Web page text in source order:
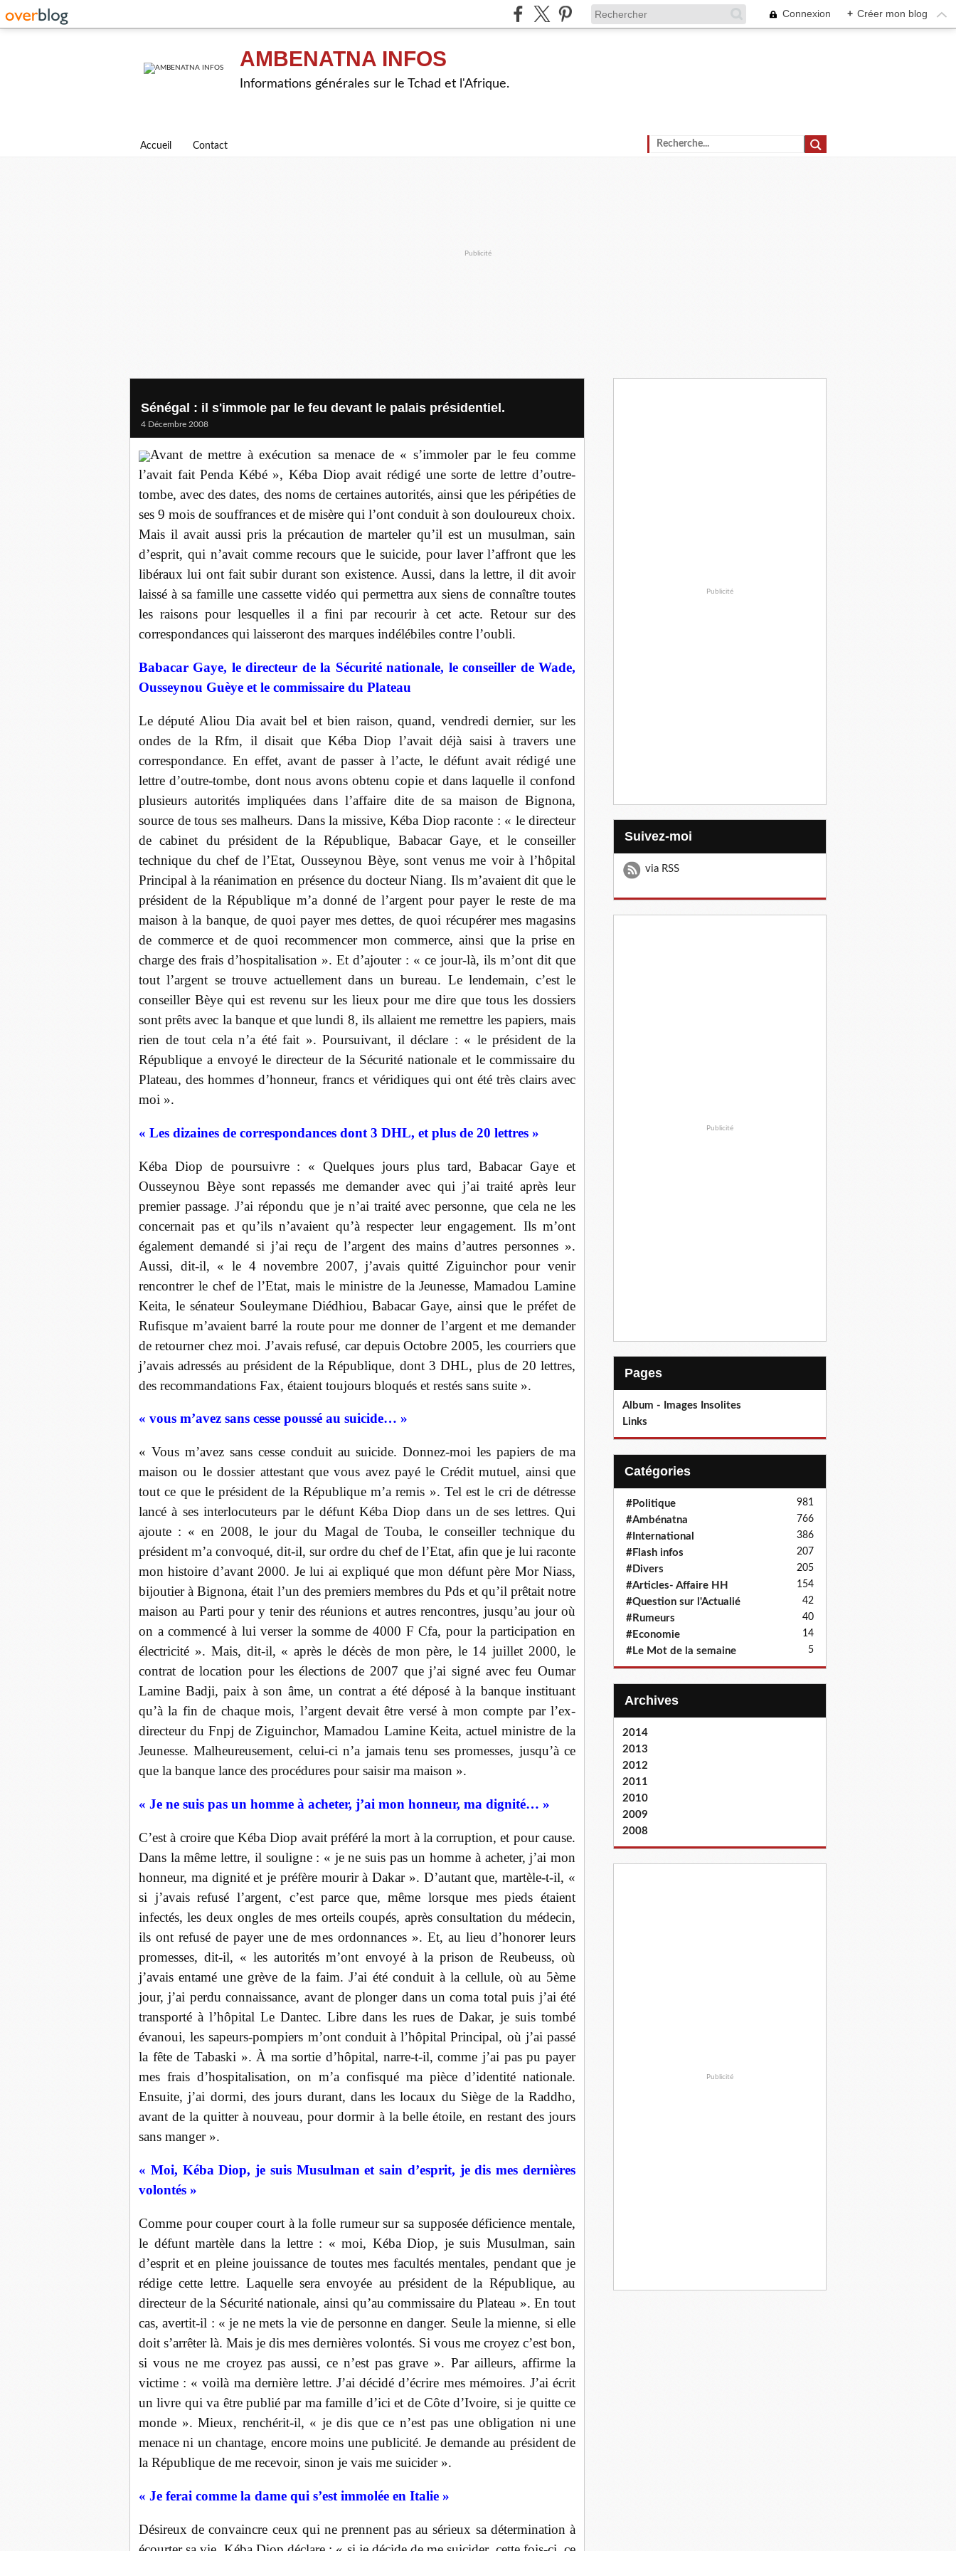
Connexion + Créer mon blog
AMBENATNA INFOS
Informations générales sur le Tchad et l'Afrique.
Accueil Contact
Publicité
Sénégal : il s'immole par le feu devant le palais présidentiel.
4 Décembre 2008
Avant de mettre à exécution sa menace de « s’immoler par le feu comme
l’avait fait Penda Kébé », Kéba Diop avait rédigé une sorte de lettre d’outre-
tombe, avec des dates, des noms de certaines autorités, ainsi que les péripéties de
ses 9 mois de souffrances et de misère qui l’ont conduit à son douloureux choix.
Mais il avait aussi pris la précaution de marteler qu’il est un musulman, sain
d’esprit, qui n’avait comme recours que le suicide, pour laver l’affront que les
libéraux lui ont fait subir durant son existence. Aussi, dans la lettre, il dit avoir
laissé à sa famille une cassette vidéo qui permettra aux siens de connaître toutes
les raisons pour lesquelles il a fini par recourir à cet acte. Retour sur des
correspondances qui laisseront des marques indélébiles contre l’oubli.
Babacar Gaye, le directeur de la Sécurité nationale, le conseiller de Wade,
Ousseynou Guèye et le commissaire du Plateau
Le député Aliou Dia avait bel et bien raison, quand, vendredi dernier, sur les
ondes de la Rfm, il disait que Kéba Diop l’avait déjà saisi à travers une
correspondance. En effet, avant de passer à l’acte, le défunt avait rédigé une
lettre d’outre-tombe, dont nous avons obtenu copie et dans laquelle il confond
plusieurs autorités impliquées dans l’affaire dite de sa maison de Bignona,
source de tous ses malheurs. Dans la missive, Kéba Diop raconte : « le directeur
de cabinet du président de la République, Babacar Gaye, et le conseiller
technique du chef de l’Etat, Ousseynou Bèye, sont venus me voir à l’hôpital
Principal à la réanimation en présence du docteur Niang. Ils m’avaient dit que le
président de la République m’a donné de l’argent pour payer le reste de ma
maison à la banque, de quoi payer mes dettes, de quoi récupérer mes magasins
de commerce et de quoi recommencer mon commerce, ainsi que la prise en
charge des frais d’hospitalisation ». Et d’ajouter : « ce jour-là, ils m’ont dit que
tout l’argent se trouve actuellement dans un bureau. Le lendemain, c’est le
conseiller Bèye qui est revenu sur les lieux pour me dire que tous les dossiers
sont prêts avec la banque et que lundi 8, ils allaient me remettre les papiers, mais
rien de tout cela n’a été fait ». Poursuivant, il déclare : « le président de la
République a envoyé le directeur de la Sécurité nationale et le commissaire du
Plateau, des hommes d’honneur, francs et véridiques qui ont été très clairs avec
moi ».
« Les dizaines de correspondances dont 3 DHL, et plus de 20 lettres »
Kéba Diop de poursuivre : « Quelques jours plus tard, Babacar Gaye et
Ousseynou Bèye sont repassés me demander avec qui j’ai traité après leur
premier passage. J’ai répondu que je n’ai traité avec personne, que cela ne les
concernait pas et qu’ils n’avaient qu’à respecter leur engagement. Ils m’ont
également demandé si j’ai reçu de l’argent des mains d’autres personnes ».
Aussi, dit-il, « le 4 novembre 2007, j’avais quitté Ziguinchor pour venir
rencontrer le chef de l’Etat, mais le ministre de la Jeunesse, Mamadou Lamine
Keita, le sénateur Souleymane Diédhiou, Babacar Gaye, ainsi que le préfet de
Rufisque m’avaient barré la route pour me donner de l’argent et me demander
de retourner chez moi. J’avais refusé, car depuis Octobre 2005, les courriers que
j’avais adressés au président de la République, dont 3 DHL, plus de 20 lettres,
des recommandations Fax, étaient toujours bloqués et restés sans suite ».
« vous m’avez sans cesse poussé au suicide… »
« Vous m’avez sans cesse conduit au suicide. Donnez-moi les papiers de ma
maison ou le dossier attestant que vous avez payé le Crédit mutuel, ainsi que
tout ce que le président de la République m’a remis ». Tel est le cri de détresse
lancé à ses interlocuteurs par le défunt Kéba Diop dans un de ses lettres. Qui
ajoute : « en 2008, le jour du Magal de Touba, le conseiller technique du
président m’a convoqué, dit-il, sur ordre du chef de l’Etat, afin que je lui raconte
mon histoire d’avant 2000. Je lui ai expliqué que mon défunt père Mor Niass,
bijoutier à Bignona, était l’un des premiers membres du Pds et qu’il prêtait notre
maison au Parti pour y tenir des réunions et autres rencontres, jusqu’au jour où
on a commencé à lui verser la somme de 4000 F Cfa, pour la participation en
électricité ». Mais, dit-il, « après le décès de mon père, le 14 juillet 2000, le
contrat de location pour les élections de 2007 que j’ai signé avec feu Oumar
Lamine Badji, paix à son âme, un contrat a été déposé à la banque instituant
qu’à la fin de chaque mois, l’argent devait être versé à mon compte par l’ex-
directeur du Fnpj de Ziguinchor, Mamadou Lamine Keita, actuel ministre de la
Jeunesse. Malheureusement, celui-ci n’a jamais tenu ses promesses, jusqu’à ce
que la banque lance des procédures pour saisir ma maison ».
« Je ne suis pas un homme à acheter, j’ai mon honneur, ma dignité… »
C’est à croire que Kéba Diop avait préféré la mort à la corruption, et pour cause.
Dans la même lettre, il souligne : « je ne suis pas un homme à acheter, j’ai mon
honneur, ma dignité et je préfère mourir à Dakar ». D’autant que, martèle-t-il, «
si j’avais refusé l’argent, c’est parce que, même lorsque mes pieds étaient
infectés, les deux ongles de mes orteils coupés, après consultation du médecin,
ils ont refusé de payer une de mes ordonnances ». Et, au lieu d’honorer leurs
promesses, dit-il, « les autorités m’ont envoyé à la prison de Reubeuss, où
j’avais entamé une grève de la faim. J’ai été conduit à la cellule, où au 5ème
jour, j’ai perdu connaissance, avant de plonger dans un coma total puis j’ai été
transporté à l’hôpital Le Dantec. Libre dans les rues de Dakar, je suis tombé
évanoui, les sapeurs-pompiers m’ont conduit à l’hôpital Principal, où j’ai passé
la fête de Tabaski ». À ma sortie d’hôpital, narre-t-il, comme j’ai pas pu payer
mes frais d’hospitalisation, on m’a confisqué ma pièce d’identité nationale.
Ensuite, j’ai dormi, des jours durant, dans les locaux du Siège de la Raddho,
avant de la quitter à nouveau, pour dormir à la belle étoile, en restant des jours
sans manger ».
« Moi, Kéba Diop, je suis Musulman et sain d’esprit, je dis mes dernières
volontés »
Comme pour couper court à la folle rumeur sur sa supposée déficience mentale,
le défunt martèle dans la lettre : « moi, Kéba Diop, je suis Musulman, sain
d’esprit et en pleine jouissance de toutes mes facultés mentales, pendant que je
rédige cette lettre. Laquelle sera envoyée au président de la République, au
directeur de la Sécurité nationale, ainsi qu’au commissaire du Plateau ». En tout
cas, avertit-il : « je ne mets la vie de personne en danger. Seule la mienne, si elle
doit s’arrêter là. Mais je dis mes dernières volontés. Si vous me croyez c’est bon,
si vous ne me croyez pas aussi, ce n’est pas grave ». Par ailleurs, affirme la
victime : « voilà ma dernière lettre. J’ai décidé d’écrire mes mémoires. J’ai écrit
un livre qui va être publié par ma famille d’ici et de Côte d’Ivoire, si je quitte ce
monde ». Mieux, renchérit-il, « je dis que ce n’est pas une obligation ni une
menace ni un chantage, encore moins une publicité. Je demande au président de
la République de me recevoir, sinon je vais me suicider ».
« Je ferai comme la dame qui s’est immolée en Italie »
Désireux de convaincre ceux qui ne prennent pas au sérieux sa détermination à
Publicité
Suivez-moi
via RSS
Publicité
Pages
Album - Images Insolites
Links
Catégories
#Politique 981
#Ambénatna 766
#International 386
#Flash infos 207
#Divers 205
#Articles- Affaire HH 154
#Question sur l'Actualié 42
#Rumeurs 40
#Economie 14
#Le Mot de la semaine 5
Archives
2014
2013
2012
2011
2010
2009
2008
Publicité